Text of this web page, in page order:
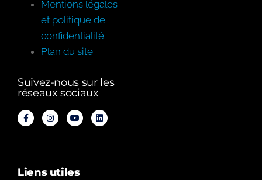
Mentions légales
et politique de
confidentialité
Plan du site
Suivez-nous sur les
réseaux sociaux
Liens utiles